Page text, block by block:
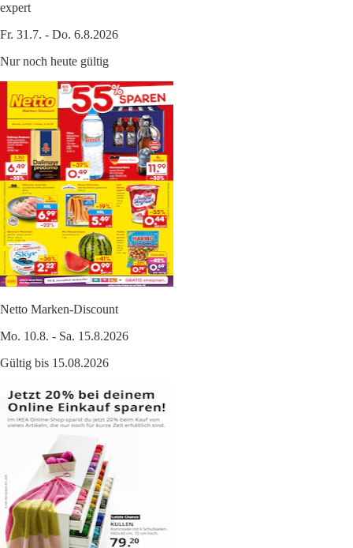
expert
Fr. 31.7. - Do. 6.8.2026
Nur noch heute gültig
Netto Marken-Discount
Mo. 10.8. - Sa. 15.8.2026
Gültig bis 15.08.2026